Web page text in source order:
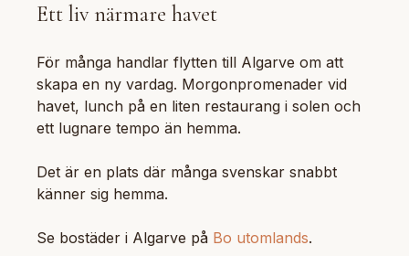
Ett liv närmare havet
För många handlar flytten till Algarve om att
skapa en ny vardag. Morgonpromenader vid
havet, lunch på en liten restaurang i solen och
ett lugnare tempo än hemma.
Det är en plats där många svenskar snabbt
känner sig hemma.
Se bostäder i Algarve på Bo utomlands.